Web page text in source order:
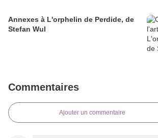
Annexes à L'orphelin de Perdide, de
Stefan Wul
Commentaires
Ajouter un commentaire